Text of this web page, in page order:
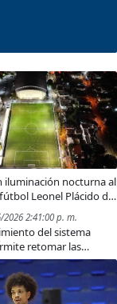
iluminación nocturna al
Leonel Plácido de
2026 2:41:00 p. m.
del sistema
retomar las
nocturnas en
de fútbol de